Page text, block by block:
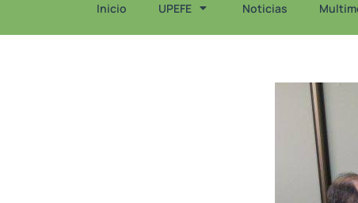
Inicio UPEFE Noticias